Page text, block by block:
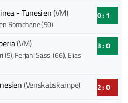
- Tunesien(VM)
Romdhane (90)
0 : 1
(VM)
(5), Ferjani Sassi (66), Elias
3 : 0
(Venskabskampe) 2 : 0